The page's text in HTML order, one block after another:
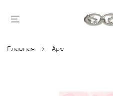
Главная Арт